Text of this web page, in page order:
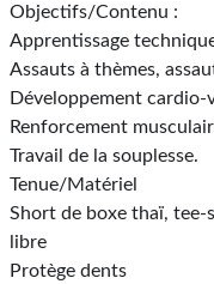
Objectifs/Contenu :
Apprentissage
Assauts à thèmes,
Développement cardio-
Renforcement
Travail de la souplesse.
Tenue/Matériel
Short de boxe thaï,
libre
Protège dents